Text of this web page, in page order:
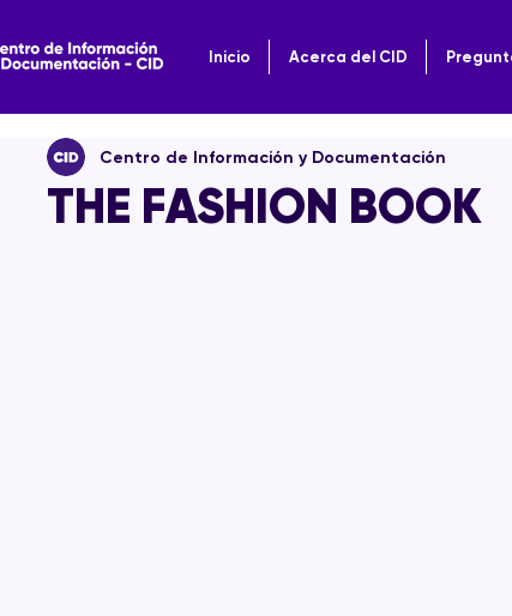
Inicio Acerca del CID
THE FASHION BOOK
Centro de Información y Documentación